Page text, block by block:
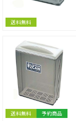
送料無料
送料無料 予約商品